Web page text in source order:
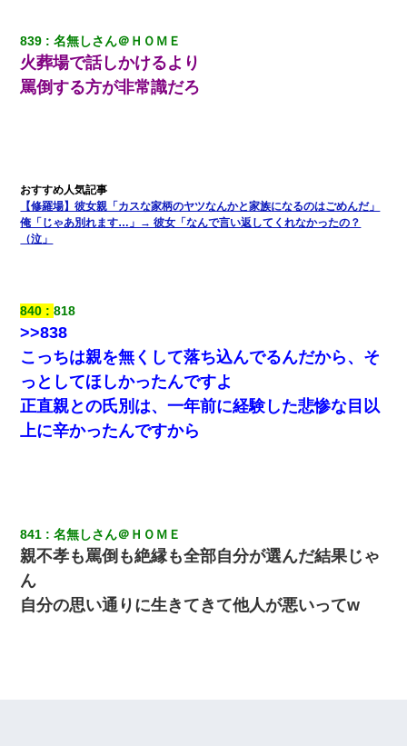
【まぬけ】夫「離婚だ！」私「わかった。で？」夫「慰謝料
だ！」私「いいけど弁護士通して。私も請求する」夫「」
中途採用のAが部長から呼び出された。Aはヘラヘラと部屋に入っ
ていき、1時間後に号泣しながら出てきて…
【悲報】嫁がワイのこと嫌いっぽいから単身赴任した結果
何年か前に妹は離婚している。当時生まれた姪が義弟の子じゃな
かったため妹有責での離婚になり…
隣の部屋の住民の母親、オートロックを突破してマンションに入
り込んできたみたいで、ずっとドアの前で喚いてて滅茶苦茶うる
【報告者がキチ】嫁「妊娠した」俺『それじゃあ皆に祝ってもら
おう』友人達を家に連れ帰ってホームパーティー→俺『皆に祝え
てもらえて良かったな！』→
839 名無しさん＠ＨＯＭＥ
火葬場で話しかけるより
罵倒する方が非常識だろ
【修羅場】彼女親「カスな家柄のヤツなんかと家族になるのはごめんだ」
俺「じゃあ別れます…」→ 彼女「なんで言い返してくれなかったの？
（泣」
840 818
>>838
こっちは親を無くして落ち込んでるんだから、そ
っとしてほしかったんですよ
正直親との氏別は、一年前に経験した悲惨な目以
上に辛かったんですから
841 名無しさん＠ＨＯＭＥ
親不孝も罵倒も絶縁も全部自分が選んだ結果じゃ
ん
自分の思い通りに生きてきて他人が悪いってw